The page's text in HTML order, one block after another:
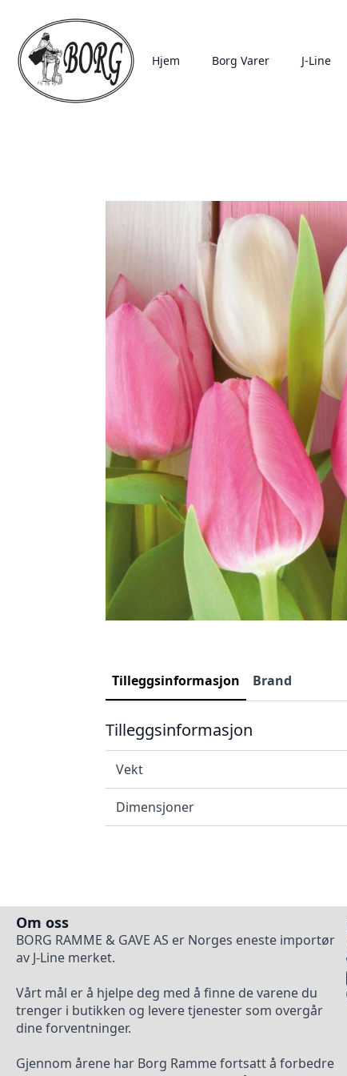
Hjem Borg Varer J-Line
Tilleggsinformasjon Brand
Tilleggsinformasjon
Vekt
Dimensjoner
Om oss
BORG RAMME & GAVE AS er Norges eneste importør
av J-Line merket.
Vårt mål er å hjelpe deg med å finne de varene du
trenger i butikken og levere tjenester som overgår
dine forventninger.
Gjennom årene har Borg Ramme fortsatt å forbedre